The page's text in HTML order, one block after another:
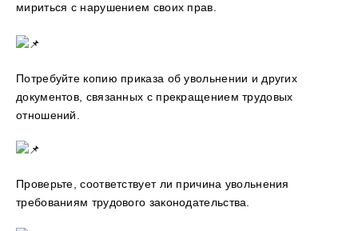
мириться с нарушением своих прав.
Потребуйте копию приказа об увольнении и других
документов, связанных с прекращением трудовых
отношений.
Проверьте, соответствует ли причина увольнения
требованиям трудового законодательства.